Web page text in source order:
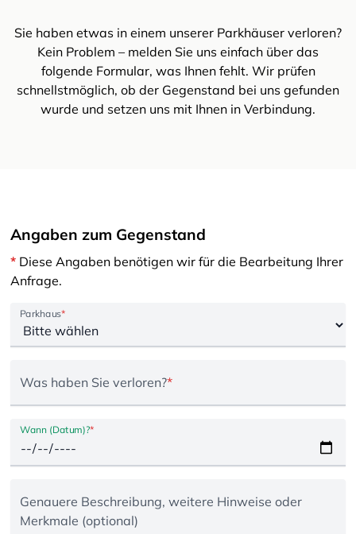
Sie haben etwas in einem unserer Parkhäuser verloren?
Kein Problem – melden Sie uns einfach über das
folgende Formular, was Ihnen fehlt. Wir prüfen
schnellstmöglich, ob der Gegenstand bei uns gefunden
wurde und setzen uns mit Ihnen in Verbindung.
Angaben zum Gegenstand
*Diese Angaben benötigen wir für die Bearbeitung Ihrer
Anfrage.
Parkhaus*
Was haben Sie verloren?*
Wann (Datum)?*
Genauere Beschreibung, weitere Hinweise oder
Merkmale (optional)